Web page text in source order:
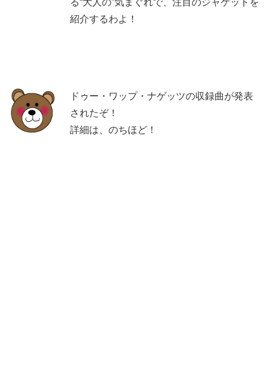
る“大人の”気まぐれで、注目のジャケットを
紹介するわよ！
ドゥー・ワップ・ナゲッツの収録曲が発表
されたぞ！
詳細は、のちほど！